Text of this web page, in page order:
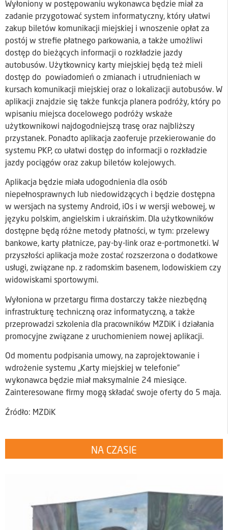
Wyłoniony w postępowaniu wykonawca będzie miał za
zadanie przygotować system informatyczny, który ułatwi
zakup biletów komunikacji miejskiej i wnoszenie opłat za
postój w strefie płatnego parkowania, a także umożliwi
dostęp do bieżących informacji o rozkładzie jazdy
autobusów. Użytkownicy karty miejskiej będą też mieli
dostęp do powiadomień o zmianach i utrudnieniach w
kursach komunikacji miejskiej oraz o lokalizacji autobusów. W
aplikacji znajdzie się także funkcja planera podróży, który po
wpisaniu miejsca docelowego podróży wskaże
użytkownikowi najdogodniejszą trasę oraz najbliższy
przystanek. Ponadto aplikacja zaoferuje przekierowanie do
systemu PKP, co ułatwi dostęp do informacji o rozkładzie
jazdy pociągów oraz zakup biletów kolejowych.
Aplikacja będzie miała udogodnienia dla osób
niepełnosprawnych lub niedowidzących i będzie dostępna
w wersjach na systemy Android, iOs i w wersji webowej, w
języku polskim, angielskim i ukraińskim. Dla użytkowników
dostępne będą różne metody płatności, w tym: przelewy
bankowe, karty płatnicze, pay-by-link oraz e-portmonetki. W
przyszłości aplikacja może zostać rozszerzona o dodatkowe
usługi, związane np. z radomskim basenem, lodowiskiem czy
widowiskami sportowymi.
Wyłoniona w przetargu firma dostarczy także niezbędną
infrastrukturę techniczną oraz informatyczną, a także
przeprowadzi szkolenia dla pracowników MZDiK i działania
promocyjne związane z uruchomieniem nowej aplikacji.
Od momentu podpisania umowy, na zaprojektowanie i
wdrożenie systemu „Karty miejskiej w telefonie”
wykonawca będzie miał maksymalnie 24 miesiące.
Zainteresowane firmy mogą składać swoje oferty do 5 maja.
Źródło: MZDiK
NA CZASIE